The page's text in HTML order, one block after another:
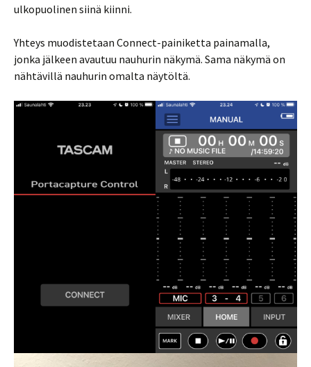
ulkopuolinen siinä kiinni.
Yhteys muodistetaan Connect-painiketta painamalla,
jonka jälkeen avautuu nauhurin näkymä. Sama näkymä on
nähtävillä nauhurin omalta näytöltä.